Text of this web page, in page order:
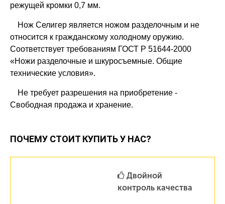
режущей кромки 0,7 мм.
Нож Селигер является ножом разделочным и не
относится к гражданскому холодному оружию.
Соответствует требованиям ГОСТ Р 51644-2000
«Ножи разделочные и шкуросъемные. Общие
технические условия».
Не требует разрешения на приобретение -
Свободная продажа и хранение.
ПОЧЕМУ СТОИТ КУПИТЬ У НАС?
Двойной
контроль качества